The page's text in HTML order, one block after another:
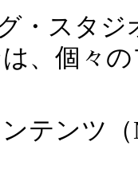
・スタジ
、個々
テンツ（